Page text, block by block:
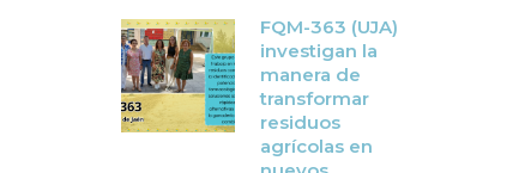
FQM-363 (UJA)
investigan la
manera de
transformar
residuos
agrícolas en